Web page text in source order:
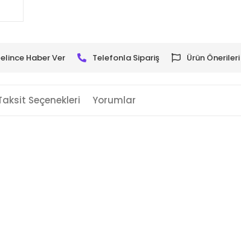
Haber Ver Telefonla Sipariş Ürün Önerileri
Seçenekleri Yorumlar